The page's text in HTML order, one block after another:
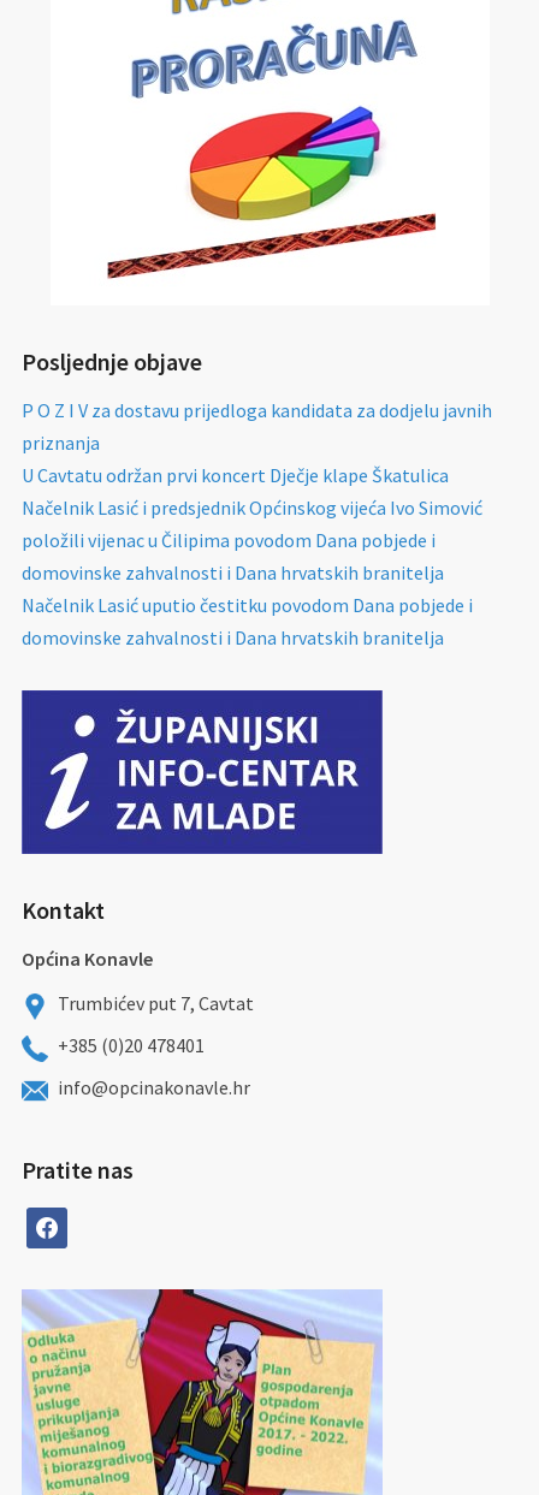
Posljednje objave
P O Z I V za dostavu prijedloga kandidata za dodjelu javnih
priznanja
U Cavtatu održan prvi koncert Dječje klape Škatulica
Načelnik Lasić i predsjednik Općinskog vijeća Ivo Simović
položili vijenac u Čilipima povodom Dana pobjede i
domovinske zahvalnosti i Dana hrvatskih branitelja
Načelnik Lasić uputio čestitku povodom Dana pobjede i
domovinske zahvalnosti i Dana hrvatskih branitelja
Kontakt
Općina Konavle
Trumbićev put 7, Cavtat
+385 (0)20 478401
info@opcinakonavle.hr
Pratite nas
facebook